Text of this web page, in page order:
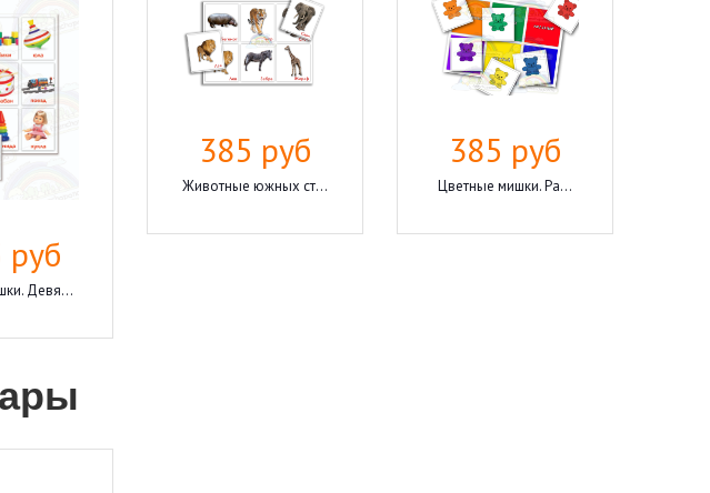
руб
Девя...
385 руб
Животные южных ст...
385 руб
Цветные мишки. Ра...